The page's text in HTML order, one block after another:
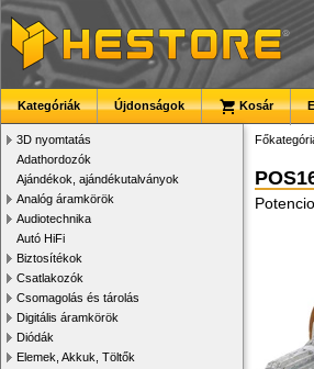
Kategóriák Újdonságok Kosár
3D nyomtatás
Adathordozók
Ajándékok, ajándékutalványok
Analóg áramkörök
Audiotechnika
Autó HiFi
Biztosítékok
Csatlakozók
Csomagolás és tárolás
Digitális áramkörök
Diódák
Elemek, Akkuk, Töltők